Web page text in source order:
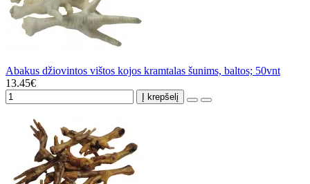
Abakus džiovintos vištos kojos kramtalas šunims, baltos; 50vnt
13.45€
Į krepšelį